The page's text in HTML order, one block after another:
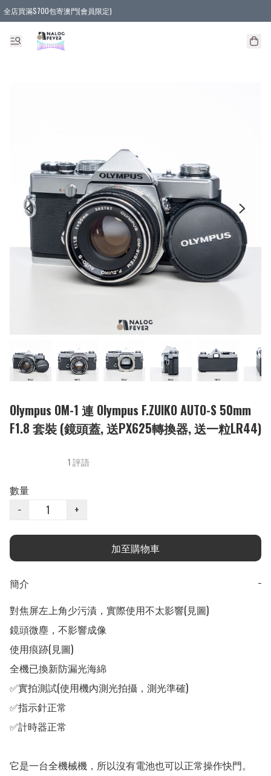
全店買滿$700包寄澳門(會員限定)
全店買滿3件貨品, 包寄順豐智能櫃/順豐站
全店買滿$580或5件貨品, 包寄順豐上門(會員限定)
Olympus OM-1 連 Olympus F.ZUIKO AUTO-S 50mm
F1.8 套裝 (鏡頭蓋, 送PX625轉換器, 送一粒LR44)
1 評語
數量
−
+
加至購物車
簡介
−
對焦屏左上角少污漬，實際使用不太影響(見圖)
鏡頭微塵，不影響成像
使用痕跡(見圖)
全機已換新防漏光海綿
✅實拍測試(使用機內測光拍攝，測光準確)
✅指示針正常
✅計時器正常
它是一台全機械機，所以沒有電池也可以正常操作快門。